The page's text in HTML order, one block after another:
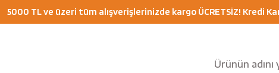
5000 TL ve üzeri tüm alışverişlerinizde kargo ÜCRETSİZ! Kredi